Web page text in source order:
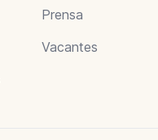
Prensa
Vacantes